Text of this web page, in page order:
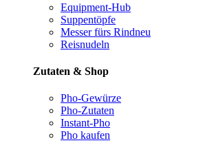
Equipment-Hub
Suppentöpfe
Messer fürs Rindneu
Reisnudeln
Zutaten & Shop
Pho-Gewürze
Pho-Zutaten
Instant-Pho
Pho kaufen